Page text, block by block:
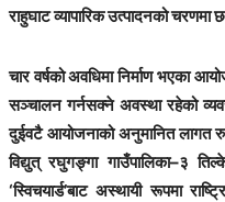
राहुघाट व्यापारिक उत्पादनको चरणमा
चार वर्षको अवधिमा निर्माण भएका
सञ्चालन गर्नसक्ने अवस्था रहेको
दुईवटै आयोजनाको अनुमानित लागत
विद्युत् रघुगङ्गा गाउँपालिका–३
‘स्विचयार्ड’बाट अस्थायी रूपमा